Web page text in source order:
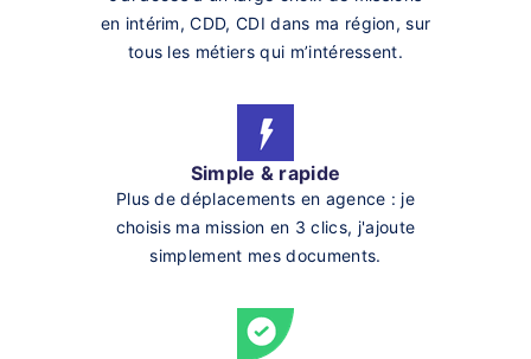
en intérim, CDD, CDI dans ma région, sur
tous les métiers qui m’intéressent.
Simple & rapide
Plus de déplacements en agence : je
choisis ma mission en 3 clics, j'ajoute
simplement mes documents.